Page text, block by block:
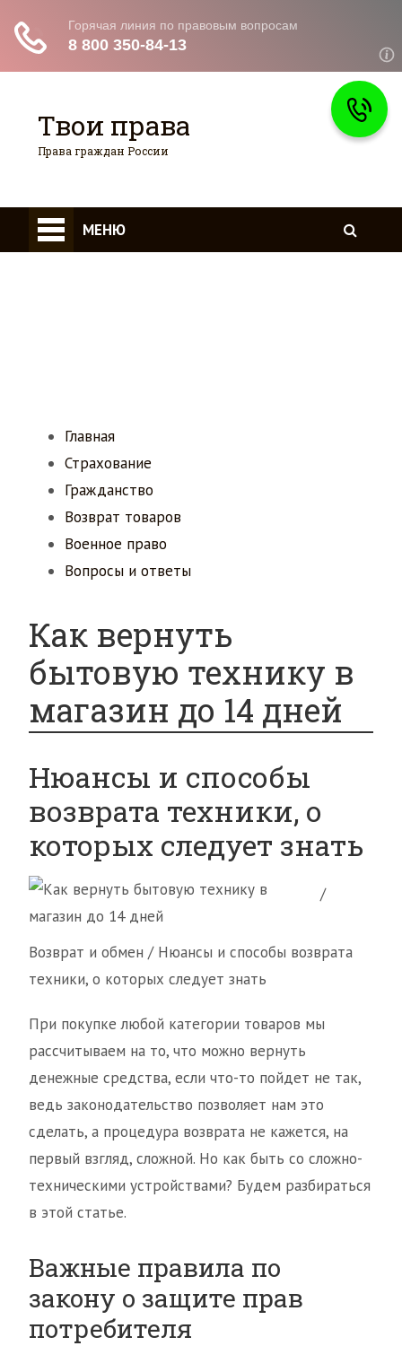
Твои права
Права граждан России
МЕНЮ
Главная
Главная
Страхование
Гражданство
Возврат товаров
Военное право
Вопросы и ответы
Как вернуть
бытовую технику в
магазин до 14 дней
Нюансы и способы
возврата техники, о
которых следует знать
/
Возврат и обмен / Нюансы и способы возврата
техники, о которых следует знать
При покупке любой категории товаров мы
рассчитываем на то, что можно вернуть
денежные средства, если что-то пойдет не так,
ведь законодательство позволяет нам это
сделать, а процедура возврата не кажется, на
первый взгляд, сложной. Но как быть со сложно-
техническими устройствами? Будем разбираться
в этой статье.
Важные правила по
закону о защите прав
потребителя